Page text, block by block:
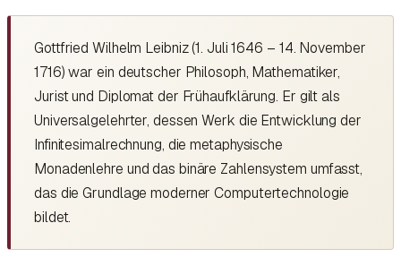
Gottfried Wilhelm Leibniz (1. Juli 1646 – 14. November
1716) war ein deutscher Philosoph, Mathematiker,
Jurist und Diplomat der Frühaufklärung. Er gilt als
Universalgelehrter, dessen Werk die Entwicklung der
Infinitesimalrechnung, die metaphysische
Monadenlehre und das binäre Zahlensystem umfasst,
das die Grundlage moderner Computertechnologie
bildet.